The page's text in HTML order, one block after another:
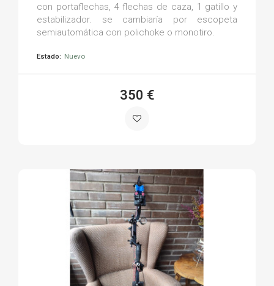
con portaflechas, 4 flechas de caza, 1 gatillo y
estabilizador. se cambiaría por escopeta
semiautomática con polichoke o monotiro.
Estado: Nuevo
350 €